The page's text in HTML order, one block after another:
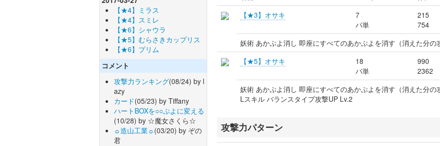
【★4】ミラス
【★4】スミレ
【★6】シャウラ
【★5】むらさきカップリス
【★6】プリム
コメント
攻撃力ランキング(08/24) by l
azy
カード(05/23) by Tiffany
ハートBOXを○○ぷよに変える
(10/28) by ☆魔女さくら☆
☼造山工業☼(03/20) by ぞの
君
【★3】オサキ
7
バ単
215
754
妖術 あかぷよ消し 即座にすべてのあかぷよを消す（消えた分の
【★5】オサキ
18
バ単
990
2362
妖術 あかぷよ消し 即座にすべてのあかぷよを消す（消えた分の
Lスキル バランスタイプ攻撃UP Lv.2
攻撃力パターン